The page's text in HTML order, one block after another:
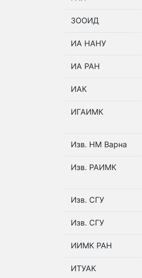
ЗООИД
ИА НАНУ
ИА РАН
ИАК
ИГАИМК
Изв. НМ Варна
Изв. РАИМК
Изв. СГУ
Изв. СГУ
ИИМК РАН
ИТУАК